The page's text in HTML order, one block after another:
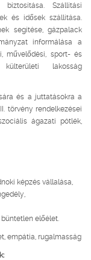
biztosítása. Szállítási
és idősek szállítása.
segítése, gázpalack
informálása a
művelődési, sport- és
külterületi lakosság
és a juttatásokra a
törvény rendelkezései
ágazati pótlék,
képzés vállalása,
előélet.
empátia, rugalmasság